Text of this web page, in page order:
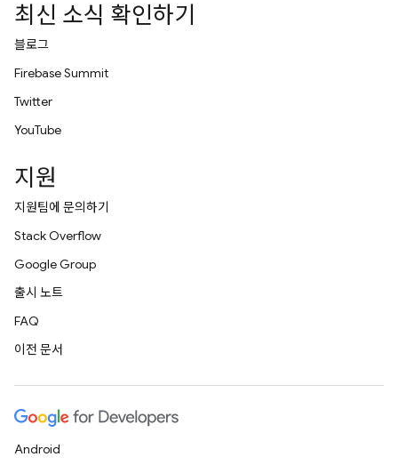
최신 소식 확인하기
블로그
Firebase Summit
Twitter
YouTube
지원
지원팀에 문의하기
Stack Overflow
Google Group
출시 노트
FAQ
이전 문서
Android